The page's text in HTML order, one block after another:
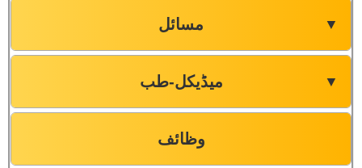
مسائل ▼
میڈیکل-طب ▼
وظائف